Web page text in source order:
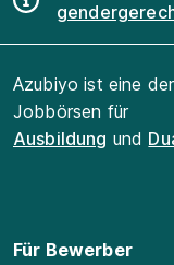
Azubiyo ist eine
Jobbörsen für
Ausbildung und
Für Bewerber